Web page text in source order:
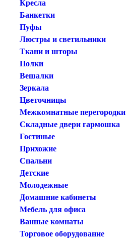
Кресла
Банкетки
Пуфы
Люстры и светильники
Ткани и шторы
Полки
Вешалки
Зеркала
Цветочницы
Межкомнатные перегородки
Складные двери гармошка
Гостиные
Прихожие
Спальни
Детские
Молодежные
Домашние кабинеты
Мебель для офиса
Ванные комнаты
Торговое оборудование